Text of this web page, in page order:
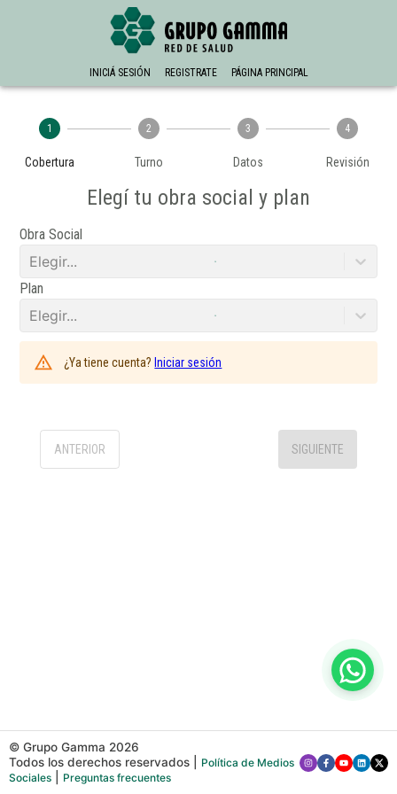
INICIÁ SESIÓN REGISTRATE PÁGINA PRINCIPAL
1
Cobertura
2
Turno
3
Datos
4
Revisión
Elegí tu obra social y plan
Obra Social
Elegir...
Plan
Elegir...
¿Ya tiene cuenta? Iniciar sesión
ANTERIOR SIGUIENTE
© Grupo Gamma 2026
Todos los derechos reservados
Política de Medios
Sociales
Preguntas frecuentes